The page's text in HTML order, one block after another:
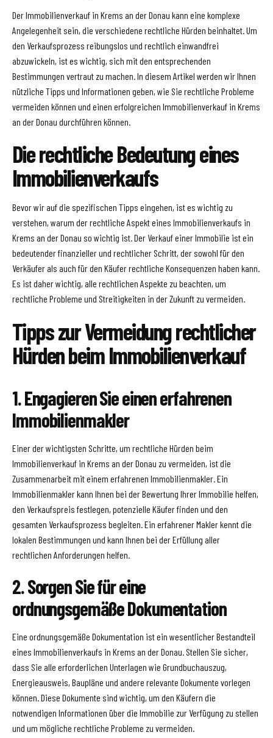
Der Immobilienverkauf in Krems an der Donau kann eine komplexe
Angelegenheit sein, die verschiedene rechtliche Hürden beinhaltet. Um
den Verkaufsprozess reibungslos und rechtlich einwandfrei
abzuwickeln, ist es wichtig, sich mit den entsprechenden
Bestimmungen vertraut zu machen. In diesem Artikel werden wir Ihnen
nützliche Tipps und Informationen geben, wie Sie rechtliche Probleme
vermeiden können und einen erfolgreichen Immobilienverkauf in Krems
an der Donau durchführen können.
Die rechtliche Bedeutung eines
Immobilienverkaufs
Bevor wir auf die spezifischen Tipps eingehen, ist es wichtig zu
verstehen, warum der rechtliche Aspekt eines Immobilienverkaufs in
Krems an der Donau so wichtig ist. Der Verkauf einer Immobilie ist ein
bedeutender finanzieller und rechtlicher Schritt, der sowohl für den
Verkäufer als auch für den Käufer rechtliche Konsequenzen haben kann.
Es ist daher wichtig, alle rechtlichen Aspekte zu beachten, um
rechtliche Probleme und Streitigkeiten in der Zukunft zu vermeiden.
Tipps zur Vermeidung rechtlicher
Hürden beim Immobilienverkauf
1. Engagieren Sie einen erfahrenen
Immobilienmakler
Einer der wichtigsten Schritte, um rechtliche Hürden beim
Immobilienverkauf in Krems an der Donau zu vermeiden, ist die
Zusammenarbeit mit einem erfahrenen Immobilienmakler. Ein
Immobilienmakler kann Ihnen bei der Bewertung Ihrer Immobilie helfen,
den Verkaufspreis festlegen, potenzielle Käufer finden und den
gesamten Verkaufsprozess begleiten. Ein erfahrener Makler kennt die
lokalen Bestimmungen und kann Ihnen bei der Erfüllung aller
rechtlichen Anforderungen helfen.
2. Sorgen Sie für eine
ordnungsgemäße Dokumentation
Eine ordnungsgemäße Dokumentation ist ein wesentlicher Bestandteil
eines Immobilienverkaufs in Krems an der Donau. Stellen Sie sicher,
dass Sie alle erforderlichen Unterlagen wie Grundbuchauszug,
Energieausweis, Baupläne und andere relevante Dokumente vorlegen
können. Diese Dokumente sind wichtig, um den Käufern die
notwendigen Informationen über die Immobilie zur Verfügung zu stellen
und um mögliche rechtliche Probleme zu vermeiden.